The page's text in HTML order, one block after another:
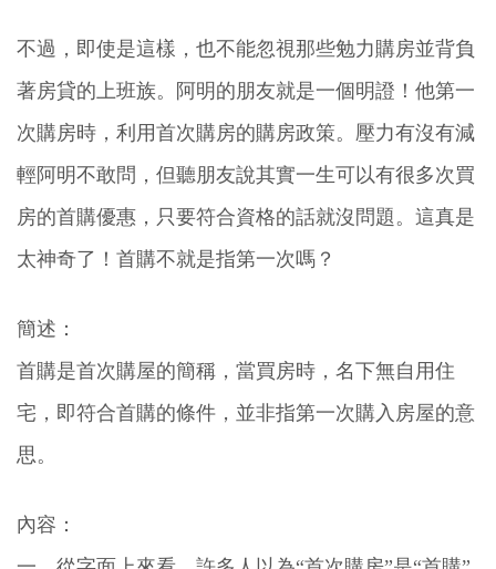
不過，即使是這樣， 也不能忽視那些勉力購房並背負
著房貸的上班族。阿明的朋友就是一個明證！他第一
次購房時，利用首次購房的購房政策。壓力有沒有減
輕阿明不敢問，但聽朋友說其實一生可以有很多次買
房的首購優惠，只要符合資格的話就沒問題。這真是
太神奇了！首購不就是指第一次嗎？
簡述：
首購是首次購屋的簡稱，當買房時，名下無自用住
宅，即符合首購的條件，並非指第一次購入房屋的意
思。
內容：